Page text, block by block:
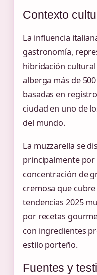
Contexto
La influencia
gastronomía,
hibridación
alberga más de
basadas en
ciudad en uno de
del mundo.
La muzzarella se
principalmente por
concentración de
cremosa que
tendencias 2025
por recetas
con ingredientes
estilo porteño.
Fuentes y